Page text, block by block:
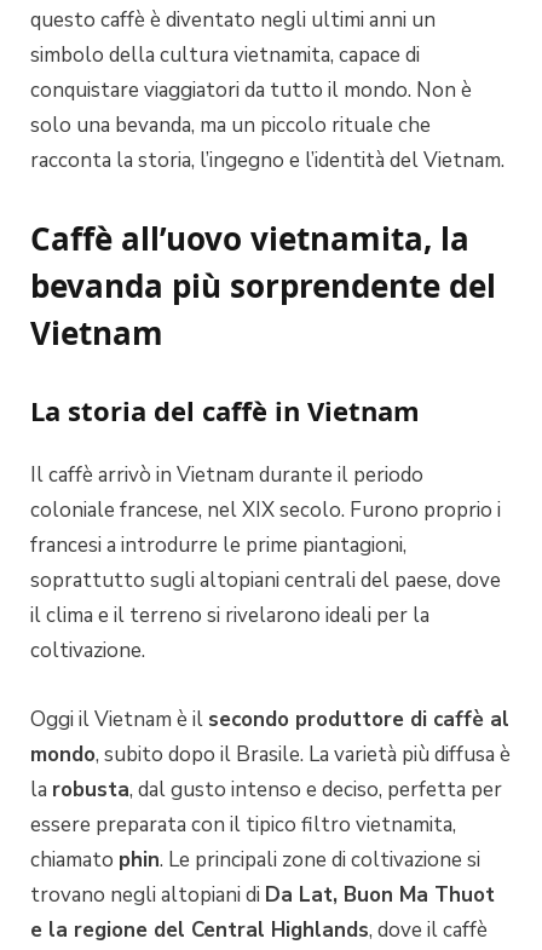
questo caffè è diventato negli ultimi anni un
simbolo della cultura vietnamita, capace di
conquistare viaggiatori da tutto il mondo. Non è
solo una bevanda, ma un piccolo rituale che
racconta la storia, l’ingegno e l’identità del Vietnam.
Caffè all’uovo vietnamita, la
bevanda più sorprendente del
Vietnam
La storia del caffè in Vietnam
Il caffè arrivò in Vietnam durante il periodo
coloniale francese, nel XIX secolo. Furono proprio i
francesi a introdurre le prime piantagioni,
soprattutto sugli altopiani centrali del paese, dove
il clima e il terreno si rivelarono ideali per la
coltivazione.
Oggi il Vietnam è il secondo produttore di caffè al
mondo, subito dopo il Brasile. La varietà più diffusa è
la robusta, dal gusto intenso e deciso, perfetta per
essere preparata con il tipico filtro vietnamita,
chiamato phin. Le principali zone di coltivazione si
trovano negli altopiani di Da Lat, Buon Ma Thuot
e la regione del Central Highlands, dove il caffè